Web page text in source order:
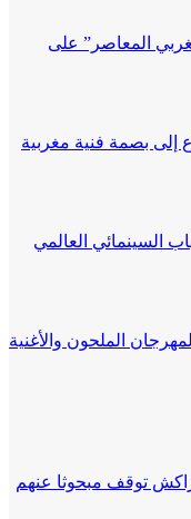
المعاصر” على
إلى بصمة فنية مغربية
السينمائي العالمي
الملحون والأغنية
توقف مبحوثا عنهم